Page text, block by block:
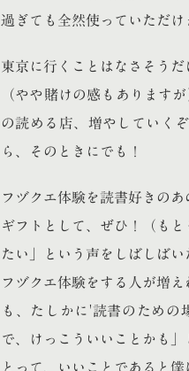
過ぎても全然使っていただけ
東京に行くことはなさそう
（やや賭けの感もあります
の読める店、増やしていく
ら、そのときにでも！
フヅクエ体験を読書好きの
ギフトとして、ぜひ！（も
たい」という声をしばしば
フヅクエ体験をする人が増
も、たしかに'読書のための
で、けっこういいことかも
とって、いいことであると